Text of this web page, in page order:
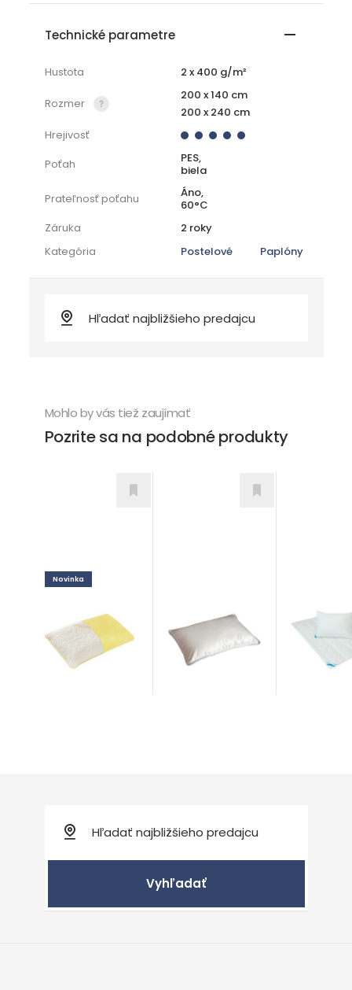
Technické parametre
Hustota 2 x 400 g/m²
Rozmer
200 x 140 cm
200 x 240 cm
Hrejivosť
Poťah
PES,
biela
Prateľnosť poťahu
Áno,
60°C
Záruka
2 roky
Kategória
Postelové Paplóny
Mohlo by vás tiež zaujímať
Pozrite sa na podobné produkty
Novinka
Honey London
Doplnky
od 77,00
Klasik duo
Vyhľadať